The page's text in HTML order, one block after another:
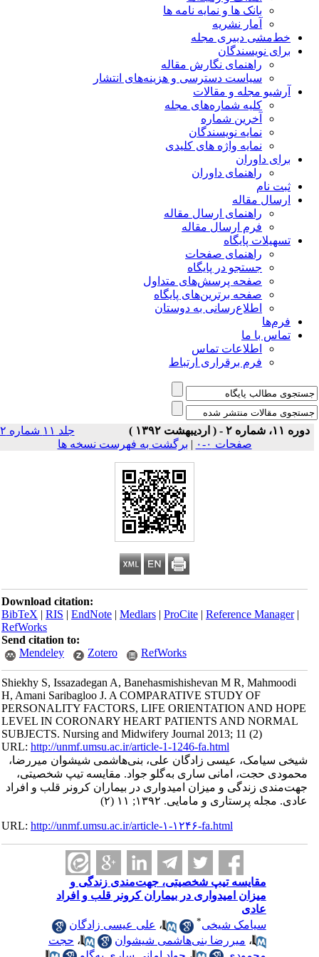
بانک ها و نمایه نامه ها
آمار نشریه
خط‌مشی دبیری مجله
برای نویسندگان
راهنمای نگارش مقاله
سیاست دسترسی و هزینه‌های انتشار
آرشیو مجله و مقالات
کلیه شماره‌های مجله
آخرین شماره
نمایه نویسندگان
نمایه واژه های کلیدی
برای داوران
راهنمای داوران
ثبت نام
ارسال مقاله
راهنمای ارسال مقاله
فرم ارسال مقاله
تسهیلات پایگاه
راهنمای صفحات
جستجو در پایگاه
صفحه پرسش‌های متداول
صفحه برترین‌های پایگاه
اطلاع‌رسانی به دوستان
فرم‌ها
تماس با ما
اطلاعات تماس
فرم برقراری ارتباط
دوره ۱۱، شماره ۲ - ( اردیبهشت ۱۳۹۲ )
جلد ۱۱ شماره ۲
صفحات ۰-۰
| برگشت به فهرست نسخه ها
Download citation:
BibTeX|RIS|EndNote|Medlars|ProCite|Reference Manager
RefWorks
Send citation to:
Mendeley
Zotero RefWorks
Shiekhy S, Issazadegan A, Banehasmishishevan M R, Mahmoodi
H, Amani Saribagloo J. A COMPARATIVE STUDY OF
PERSONALITY FACTORS, LIFE ORIENTATION AND HOPE
LEVEL IN CORONARY HEART PATIENTS AND NORMAL
SUBJECTS. Nursing and Midwifery Journal 2013; 11 (2)
URL:http://unmf.umsu.ac.ir/article-1-1246-fa.html
شیخی سیامک، عیسی زادگان علی، بنی‌هاشمی شیشوان میررضا،
محمودی حجت، امانی ساری به‌گلو جواد. مقایسه تیپ شخصیتی،
جهت‌مندی زندگی و میزان امیدواری در بیماران کرونر قلب و افراد
عادی. مجله پرستاری و مامایی. ۱۳۹۲; ۱۱ (۲)
URL:http://unmf.umsu.ac.ir/article-۱-۱۲۴۶-fa.html
مقایسه تیپ شخصیتی، جهت‌مندی زندگی و
میزان امیدواری در بیماران کرونر قلب و افراد
عادی
سیامک شیخی
،علی عیسی زادگان
،میررضا بنی‌هاشمی شیشوان ،حجت